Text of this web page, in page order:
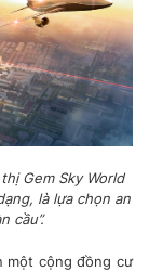
Gem Sky World
là lựa chọn an
cầu”.
một cộng đồng cư